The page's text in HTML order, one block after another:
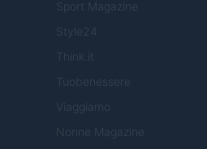
Sport Magazine
Style24
Think.it
Tuobenessere
Viaggiamo
Nonne Magazine